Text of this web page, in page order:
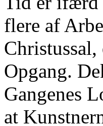
flere af
Opgang.
Gangenes
at